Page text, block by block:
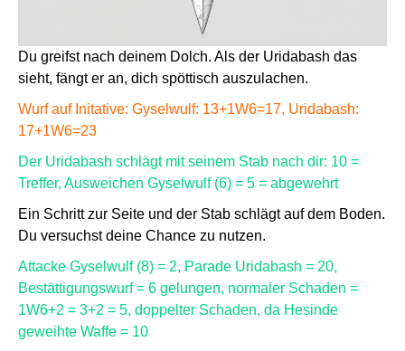
Du greifst nach deinem Dolch. Als der Uridabash das
sieht, fängt er an, dich spöttisch auszulachen.
Wurf auf Initative: Gyselwulf: 13+1W6=17, Uridabash:
17+1W6=23
Der Uridabash schlägt mit seinem Stab nach dir: 10 =
Treffer, Ausweichen Gyselwulf (6) = 5 = abgewehrt
Ein Schritt zur Seite und der Stab schlägt auf dem Boden.
Du versuchst deine Chance zu nutzen.
Attacke Gyselwulf (8) = 2, Parade Uridabash = 20,
Bestättigungswurf = 6 gelungen, normaler Schaden =
1W6+2 = 3+2 = 5, doppelter Schaden, da Hesinde
geweihte Waffe = 10